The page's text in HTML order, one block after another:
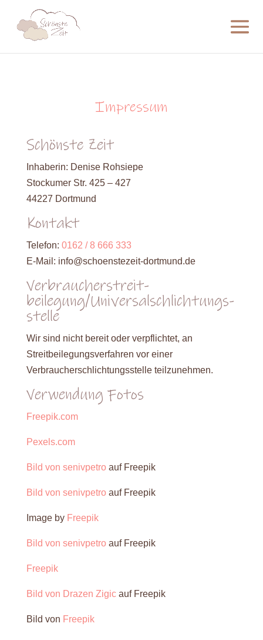
Impressum
Schönste Zeit
Inhaberin: Denise Rohsiepe
Stockumer Str. 425 – 427
44227 Dortmund
Kontakt
Telefon: 0162 / 8 666 333
E-Mail: info@schoenstezeit-dortmund.de
Verbraucher­streit­
beilegung/Universal­schlichtungs­
stelle
Wir sind nicht bereit oder verpflichtet, an
Streitbeilegungsverfahren vor einer
Verbraucherschlichtungsstelle teilzunehmen.
Verwendung Fotos
Freepik.com
Pexels.com
Bild von senivpetroauf Freepik
Bild von senivpetroauf Freepik
Image by Freepik
Bild von senivpetroauf Freepik
Freepik
Bild von Drazen Zigicauf Freepik
Bild von Freepik